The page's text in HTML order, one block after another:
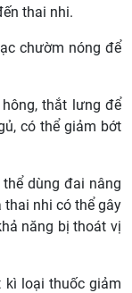
thai nhi.
chườm nóng để
thắt lưng để
có thể giảm bớt
dùng đai nâng
thai nhi có thể gây
năng bị thoát vị
kì loại thuốc giảm